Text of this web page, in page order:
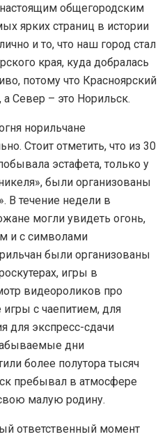
общегородским
ярких страниц в истории
и то, что наш город стал
края, куда добралась
потому что Красноярский
а Север – это Норильск.
норильчане
Стоит отметить, что из 30
эстафета, только у
были организованы
В течение недели в
могли увидеть огонь,
и с символами
были организованы
игры в
видеороликов про
с чаепитием, для
для экспресс-сдачи
дни
более полутора тысяч
пребывал в атмосфере
малую родину.
ответственный момент